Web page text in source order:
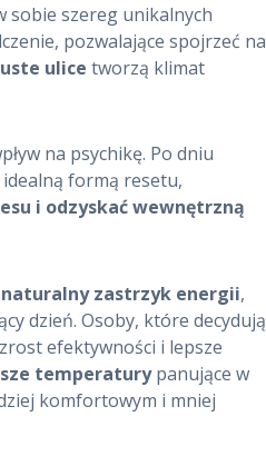
sobie szereg unikalnych
pozwalające spojrzeć na
ulice tworzą klimat
na psychikę. Po dniu
idealną formą resetu,
i odzyskać wewnętrzną
naturalny zastrzyk energii,
dzień. Osoby, które decydują
efektywności i lepsze
temperaturypanujące w
komfortowym i mniej